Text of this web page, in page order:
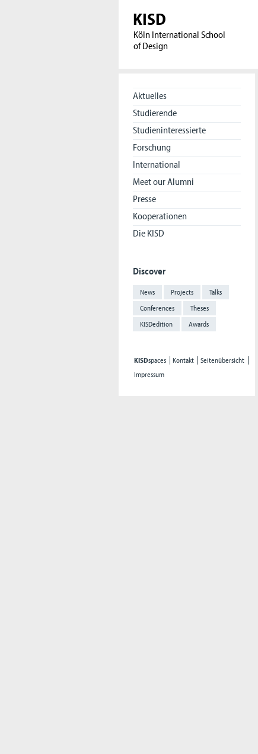
KISD
Köln International School
of Design
Aktuelles
Studierende
Studieninteressierte
Forschung
International
Meet our Alumni
Presse
Kooperationen
Die KISD
Discover
News Projects
Talks
Conferences
Theses
KISDedition
Awards
KISDspaces Kontakt
Seitenübersicht
Impressum